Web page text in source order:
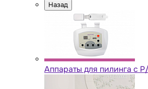
Назад
Аппараты для пилинга с